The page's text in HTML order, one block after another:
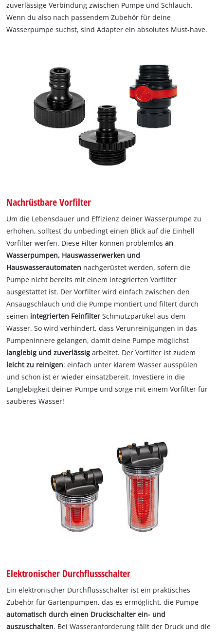
zuverlässige Verbindung zwischen Pumpe und Schlauch.
Wenn du also nach passendem Zubehör für deine
Wasserpumpe suchst, sind Adapter ein absolutes Must-have.
Nachrüstbare Vorfilter
Um die Lebensdauer und Effizienz deiner Wasserpumpe zu
erhöhen, solltest du unbedingt einen Blick auf die Einhell
Vorfilter werfen. Diese Filter können problemlosan
Wasserpumpen, Hauswasserwerken und
Hauswasserautomaten nachgerüstet werden, sofern die
Pumpe nicht bereits mit einem integrierten Vorfilter
ausgestattet ist. Der Vorfilter wird einfach zwischen den
Ansaugschlauch und die Pumpe montiert und filtert durch
seinen integrierten Feinfilter Schmutzpartikel aus dem
Wasser. So wird verhindert, dass Verunreinigungen in das
Pumpeninnere gelangen, damit deine Pumpe möglichst
langlebig und zuverlässig arbeitet. Der Vorfilter ist zudem
leicht zu reinigen: einfach unter klarem Wasser ausspülen
und schon ist er wieder einsatzbereit. Investiere in die
Langlebigkeit deiner Pumpe und sorge mit einem Vorfilter für
sauberes Wasser!
Elektronischer Durchflussschalter
Ein elektronischer Durchflussschalter ist ein praktisches
Zubehör für Gartenpumpen, das es ermöglicht, die Pumpe
automatisch durch einen Druckschalter ein- und
auszuschalten. Bei Wasseranforderung fällt der Druck und die